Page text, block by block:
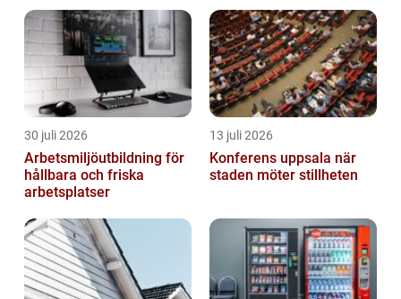
30 juli 2026
Arbetsmiljöutbildning för
hållbara och friska
arbetsplatser
13 juli 2026
Konferens uppsala när
staden möter stillheten